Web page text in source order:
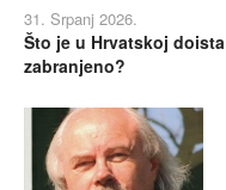
31. Srpanj 2026.
Što je u Hrvatskoj doista
zabranjeno?